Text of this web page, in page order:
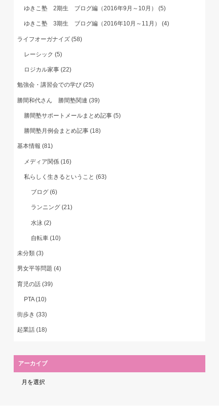
ゆきこ塾 2期生 ブログ編（2016年9月～10月）(5)
ゆきこ塾 3期生 ブログ編（2016年10月～11月）(4)
ライフオーガナイズ(58)
レーシック(5)
ロジカル家事(22)
勉強会・講習会での学び(25)
勝間和代さん 勝間塾関連(39)
勝間塾サポートメールまとめ記事(5)
勝間塾月例会まとめ記事(18)
基本情報(81)
メディア関係(16)
私らしく生きるということ(63)
ブログ(6)
ランニング(21)
水泳(2)
自転車(10)
未分類(3)
男女平等問題(4)
育児の話(39)
PTA(10)
街歩き(33)
起業話(18)
アーカイブ